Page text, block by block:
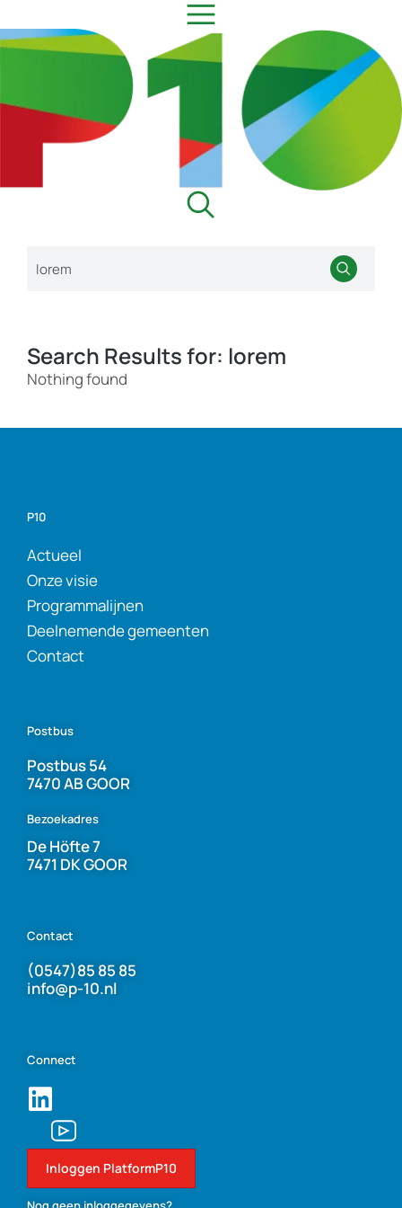
Search Results for: lorem
Nothing found
P10
Actueel
Onze visie
Programmalijnen
Deelnemende gemeenten
Contact
Postbus
Postbus 54
7470 AB GOOR
Bezoekadres
De Höfte 7
7471 DK GOOR
Contact
(0547)85 85 85
info@p-10.nl
Connect
Inloggen PlatformP10